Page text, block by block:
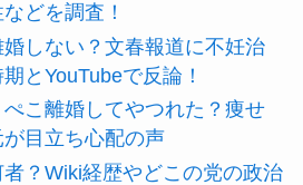
どを調査！
しない？文春報道に不妊治
とYouTubeで反論！
ぺこ離婚してやつれた？痩せ
目立ち心配の声
？Wiki経歴やどこの党の政治